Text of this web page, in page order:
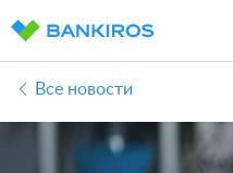
Все новости